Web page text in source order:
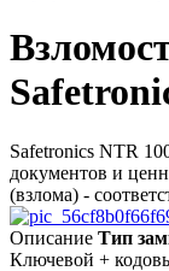
Safetronics NTR
документов и
(взлома) -
Описание Тип
Ключевой +